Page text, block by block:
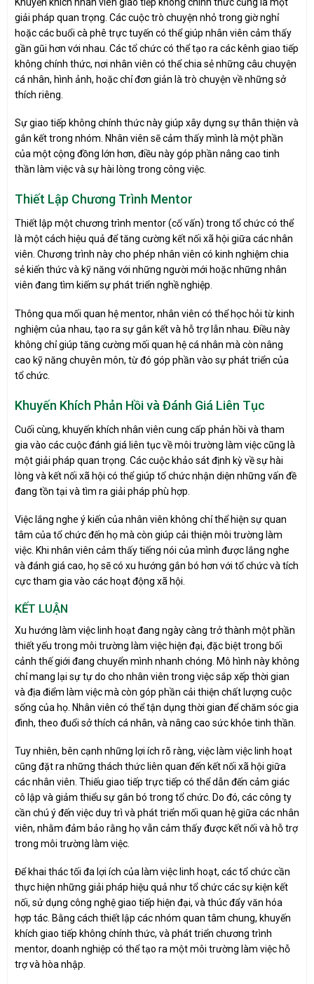
giải pháp quan trọng. Các cuộc trò chuyện nhỏ trong giờ nghỉ
hoặc các buổi cà phê trực tuyến có thể giúp nhân viên cảm thấy
gần gũi hơn với nhau. Các tổ chức có thể tạo ra các kênh giao tiếp
không chính thức, nơi nhân viên có thể chia sẻ những câu chuyện
cá nhân, hình ảnh, hoặc chỉ đơn giản là trò chuyện về những sở
thích riêng.
Sự giao tiếp không chính thức này giúp xây dựng sự thân thiện và
gắn kết trong nhóm. Nhân viên sẽ cảm thấy mình là một phần
của một cộng đồng lớn hơn, điều này góp phần nâng cao tinh
thần làm việc và sự hài lòng trong công việc.
Thiết Lập Chương Trình Mentor
Thiết lập một chương trình mentor (cố vấn) trong tổ chức có thể
là một cách hiệu quả để tăng cường kết nối xã hội giữa các nhân
viên. Chương trình này cho phép nhân viên có kinh nghiệm chia
sẻ kiến thức và kỹ năng với những người mới hoặc những nhân
viên đang tìm kiếm sự phát triển nghề nghiệp.
Thông qua mối quan hệ mentor, nhân viên có thể học hỏi từ kinh
nghiệm của nhau, tạo ra sự gắn kết và hỗ trợ lẫn nhau. Điều này
không chỉ giúp tăng cường mối quan hệ cá nhân mà còn nâng
cao kỹ năng chuyên môn, từ đó góp phần vào sự phát triển của
tổ chức.
Khuyến Khích Phản Hồi và Đánh Giá Liên Tục
Cuối cùng, khuyến khích nhân viên cung cấp phản hồi và tham
gia vào các cuộc đánh giá liên tục về môi trường làm việc cũng là
một giải pháp quan trọng. Các cuộc khảo sát định kỳ về sự hài
lòng và kết nối xã hội có thể giúp tổ chức nhận diện những vấn đề
đang tồn tại và tìm ra giải pháp phù hợp.
Việc lắng nghe ý kiến của nhân viên không chỉ thể hiện sự quan
tâm của tổ chức đến họ mà còn giúp cải thiện môi trường làm
việc. Khi nhân viên cảm thấy tiếng nói của mình được lắng nghe
và đánh giá cao, họ sẽ có xu hướng gắn bó hơn với tổ chức và tích
cực tham gia vào các hoạt động xã hội.
KẾT LUẬN
Xu hướng làm việc linh hoạt đang ngày càng trở thành một phần
thiết yếu trong môi trường làm việc hiện đại, đặc biệt trong bối
cảnh thế giới đang chuyển mình nhanh chóng. Mô hình này không
chỉ mang lại sự tự do cho nhân viên trong việc sắp xếp thời gian
và địa điểm làm việc mà còn góp phần cải thiện chất lượng cuộc
sống của họ. Nhân viên có thể tận dụng thời gian để chăm sóc gia
đình, theo đuổi sở thích cá nhân, và nâng cao sức khỏe tinh thần.
Tuy nhiên, bên cạnh những lợi ích rõ ràng, việc làm việc linh hoạt
cũng đặt ra những thách thức liên quan đến kết nối xã hội giữa
các nhân viên. Thiếu giao tiếp trực tiếp có thể dẫn đến cảm giác
cô lập và giảm thiểu sự gắn bó trong tổ chức. Do đó, các công ty
cần chú ý đến việc duy trì và phát triển mối quan hệ giữa các nhân
viên, nhằm đảm bảo rằng họ vẫn cảm thấy được kết nối và hỗ trợ
trong môi trường làm việc.
Để khai thác tối đa lợi ích của làm việc linh hoạt, các tổ chức cần
thực hiện những giải pháp hiệu quả như tổ chức các sự kiện kết
nối, sử dụng công nghệ giao tiếp hiện đại, và thúc đẩy văn hóa
hợp tác. Bằng cách thiết lập các nhóm quan tâm chung, khuyến
khích giao tiếp không chính thức, và phát triển chương trình
mentor, doanh nghiệp có thể tạo ra một môi trường làm việc hỗ
trợ và hòa nhập.